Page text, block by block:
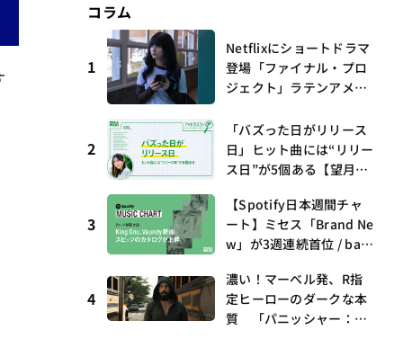
コラム
1
Netflixにショートドラマ
登場「ファイナル・プロ
ジェクト」ラテンアメリ
第17回 観たいものが多
すぎる～稲垣貴俊の配信
時評
2
「バズった日がリリース
日」ヒット曲には“リリー
ス日”が5個ある【望月優
3】
3
【Spotify日本週間チャ
ート】ミセス「Brand Ne
w」が3週連続首位 / bac
曲、King Gnu新曲「GO
GHOST」が初登場〜集計
期間：2026年7/24〜7/30
4
濃い！マーベル発、R指
定ヒーローのダークな本
質 「パニッシャー：ワ